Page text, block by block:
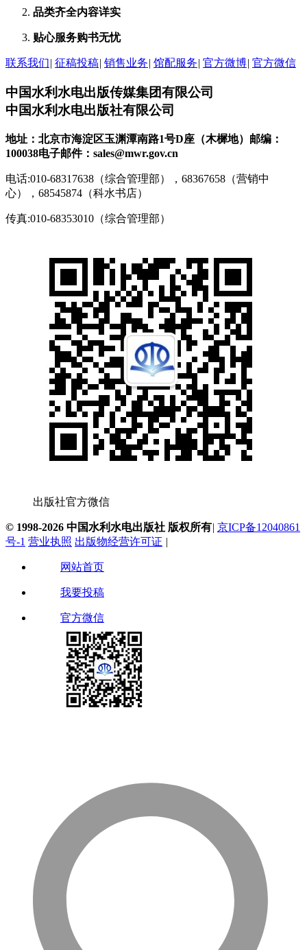
品类齐全内容详实
贴心服务购书无忧
联系我们| 征稿投稿| 销售业务| 馆配服务| 官方微博| 官方微信
中国水利水电出版传媒集团有限公司
中国水利水电出版社有限公司
地址：北京市海淀区玉渊潭南路1号D座（木樨地） 邮编：
100038电子邮件：sales@mwr.gov.cn
电话:010-68317638（综合管理部），68367658（营销中
心），68545874（科水书店）
传真:010-68353010（综合管理部）
出版社官方微信
© 1998-2026 中国水利水电出版社 版权所有| 京ICP备12040861
号-1 营业执照 出版物经营许可证 |
网站首页
我要投稿
官方微信